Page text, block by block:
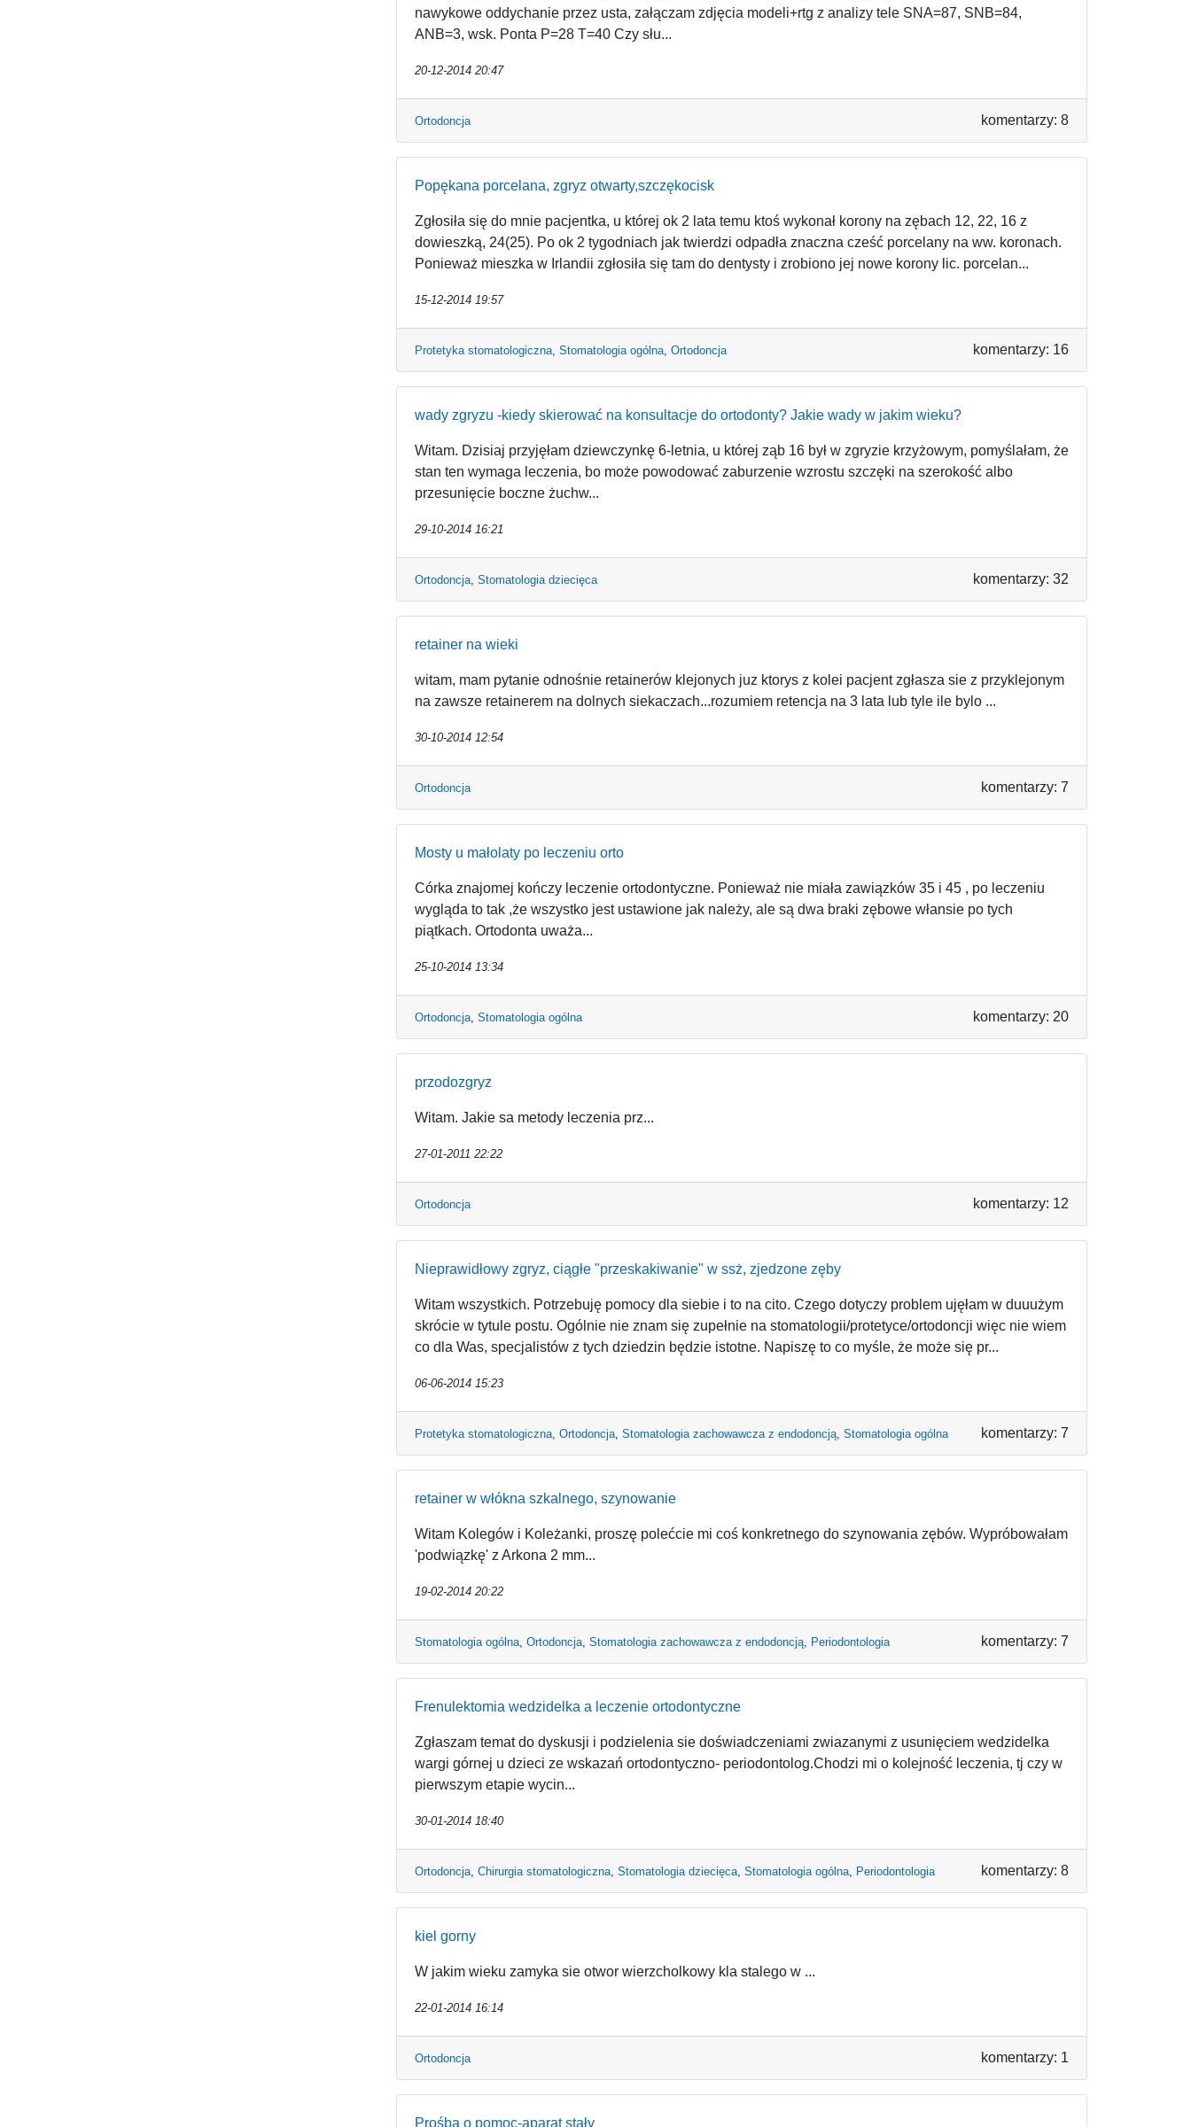
nawykowe oddychanie przez usta, załączam zdjęcia modeli+rtg z analizy tele SNA=87, SNB=84,
ANB=3, wsk. Ponta P=28 T=40 Czy słu...
20-12-2014 20:47
Ortodoncja komentarzy: 8
Popękana porcelana, zgryz otwarty,szczękocisk
Zgłosiła się do mnie pacjentka, u której ok 2 lata temu ktoś wykonał korony na zębach 12, 22, 16 z
dowieszką, 24(25). Po ok 2 tygodniach jak twierdzi odpadła znaczna cześć porcelany na ww. koronach.
Ponieważ mieszka w Irlandii zgłosiła się tam do dentysty i zrobiono jej nowe korony lic. porcelan...
15-12-2014 19:57
Protetyka stomatologiczna, Stomatologia ogólna, Ortodoncja komentarzy: 16
wady zgryzu -kiedy skierować na konsultacje do ortodonty? Jakie wady w jakim wieku?
Witam. Dzisiaj przyjęłam dziewczynkę 6-letnia, u której ząb 16 był w zgryzie krzyżowym, pomyślałam, że
stan ten wymaga leczenia, bo może powodować zaburzenie wzrostu szczęki na szerokość albo
przesunięcie boczne żuchw...
29-10-2014 16:21
Ortodoncja, Stomatologia dziecięca komentarzy: 32
retainer na wieki
witam, mam pytanie odnośnie retainerów klejonych juz ktorys z kolei pacjent zgłasza sie z przyklejonym
na zawsze retainerem na dolnych siekaczach...rozumiem retencja na 3 lata lub tyle ile bylo ...
30-10-2014 12:54
Ortodoncja komentarzy: 7
Mosty u małolaty po leczeniu orto
Córka znajomej kończy leczenie ortodontyczne. Ponieważ nie miała zawiązków 35 i 45 , po leczeniu
wygląda to tak ,że wszystko jest ustawione jak należy, ale są dwa braki zębowe włansie po tych
piątkach. Ortodonta uważa...
25-10-2014 13:34
Ortodoncja, Stomatologia ogólna komentarzy: 20
przodozgryz
Witam. Jakie sa metody leczenia prz...
27-01-2011 22:22
Ortodoncja komentarzy: 12
Nieprawidłowy zgryz, ciągłe "przeskakiwanie" w ssż, zjedzone zęby
Witam wszystkich. Potrzebuję pomocy dla siebie i to na cito. Czego dotyczy problem ujęłam w duuużym
skrócie w tytule postu. Ogólnie nie znam się zupełnie na stomatologii/protetyce/ortodoncji więc nie wiem
co dla Was, specjalistów z tych dziedzin będzie istotne. Napiszę to co myśle, że może się pr...
06-06-2014 15:23
Protetyka stomatologiczna, Ortodoncja, Stomatologia zachowawcza z endodoncją, Stomatologia ogólna komentarzy: 7
retainer w włókna szkalnego, szynowanie
Witam Kolegów i Koleżanki, proszę polećcie mi coś konkretnego do szynowania zębów. Wypróbowałam
'podwiązkę' z Arkona 2 mm...
19-02-2014 20:22
Stomatologia ogólna, Ortodoncja, Stomatologia zachowawcza z endodoncją, Periodontologia komentarzy: 7
Frenulektomia wedzidelka a leczenie ortodontyczne
Zgłaszam temat do dyskusji i podzielenia sie doświadczeniami zwiazanymi z usunięciem wedzidelka
wargi górnej u dzieci ze wskazań ortodontyczno- periodontolog.Chodzi mi o kolejność leczenia, tj czy w
pierwszym etapie wycin...
30-01-2014 18:40
Ortodoncja, Chirurgia stomatologiczna, Stomatologia dziecięca, Stomatologia ogólna, Periodontologia komentarzy: 8
kiel gorny
W jakim wieku zamyka sie otwor wierzcholkowy kla stalego w ...
22-01-2014 16:14
Ortodoncja komentarzy: 1
Prośba o pomoc-aparat stały